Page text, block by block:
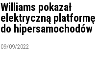
Williams pokazał
elektryczną platformę
do hipersamochodów
09/09/2022